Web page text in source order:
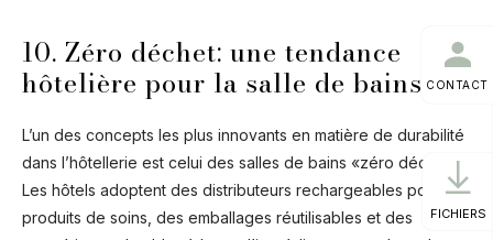
10. Zéro déchet: une tendance
hôtelière pour la salle de bains
L’un des concepts les plus innovants en matière de durabilité
dans l’hôtellerie est celui des salles de bains «zéro déchet».
Les hôtels adoptent des distributeurs rechargeables pour les
produits de soins, des emballages réutilisables et des
CONTACT
FICHIERS